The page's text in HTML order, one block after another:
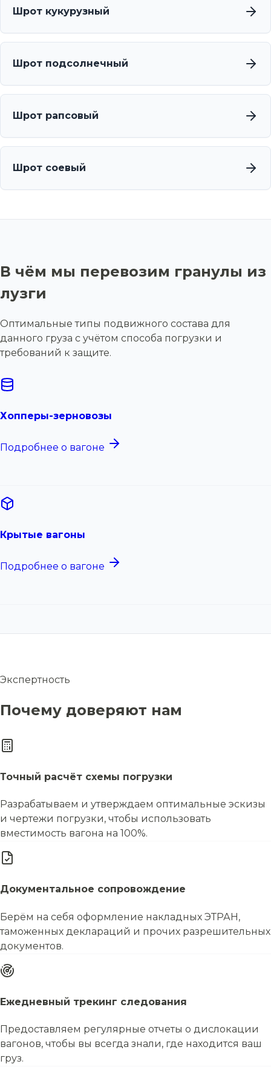
Шрот кукурузный
Шрот подсолнечный
Шрот рапсовый
Шрот соевый
В чём мы перевозим гранулы из
лузги
Оптимальные типы подвижного состава для
данного груза с учётом способа погрузки и
требований к защите.
Хопперы-зерновозы
Подробнее о вагоне
Крытые вагоны
Подробнее о вагоне
Экспертность
Почему доверяют нам
Точный расчёт схемы погрузки
Разрабатываем и утверждаем оптимальные эскизы
и чертежи погрузки, чтобы использовать
вместимость вагона на 100%.
Документальное сопровождение
Берём на себя оформление накладных ЭТРАН,
таможенных деклараций и прочих разрешительных
документов.
Ежедневный трекинг следования
Предоставляем регулярные отчеты о дислокации
вагонов, чтобы вы всегда знали, где находится ваш
груз.